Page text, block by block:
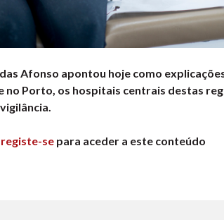
Afonso apontou hoje como
no Porto, os hospitais centrais destas
registe-se para aceder a este conteúdo